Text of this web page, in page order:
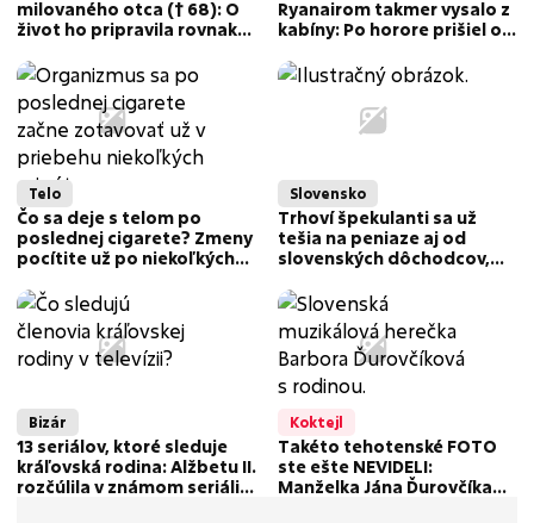
milovaného otca († 68): O
život ho pripravila rovnaká
Patejdla!
Ryanairom takmer vysalo z
kabíny: Po horore prišiel od
mail!
Telo
Čo sa deje s telom po
poslednej cigarete? Zmeny
pocítite už po niekoľkých
Slovensko
Trhoví špekulanti sa už
tešia na peniaze aj od
slovenských dôchodcov,
odpustky
Bizár
13 seriálov, ktoré sleduje
kráľovská rodina: Alžbetu II.
rozčúlila v známom seriáli
Koktejl
Takéto tehotenské FOTO
ste ešte NEVIDELI:
Manželka Jána Ďurovčíka